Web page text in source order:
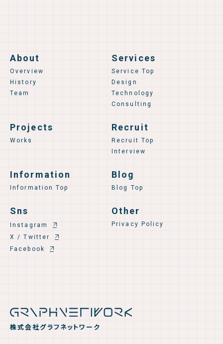
株式会社グラフネットワーク
About
Overview
History
Team
Services
Service Top
Design
Technology
Consulting
Projects
Works
Recruit
Recruit Top
Interview
Information
Information Top
Blog
Blog Top
Sns
Instagram
X / Twitter
Facebook
Other
Privacy Policy